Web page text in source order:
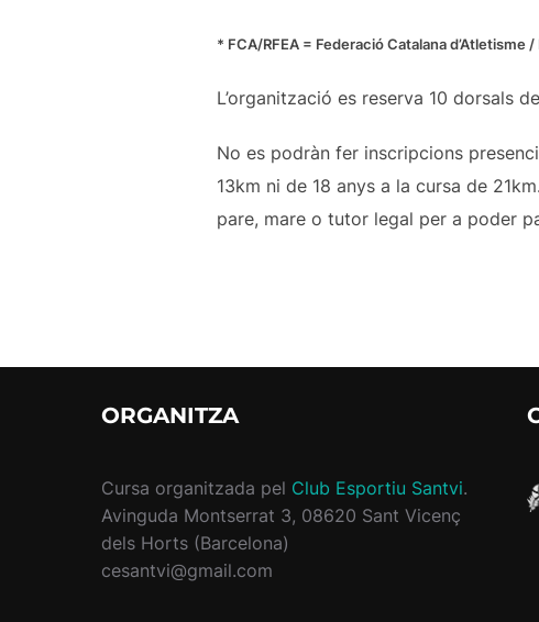
* FCA/RFEA = Federació Catalana d’Atletisme
L’organització es reserva 10 dorsals
No es podràn fer inscripcions
13km ni de 18 anys a la cursa de
pare, mare o tutor legal per a poder
ORGANITZA
Cursa organitzada pel Club Esportiu Santvi.
Avinguda Montserrat 3, 08620 Sant Vicenç
dels Horts (Barcelona)
cesantvi@gmail.com